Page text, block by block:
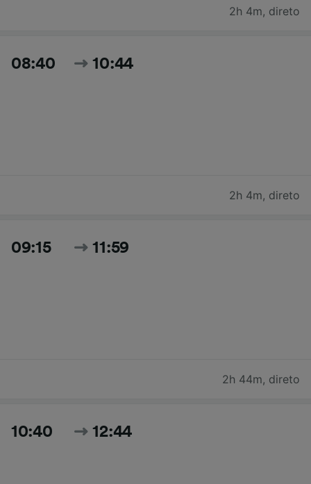
2h 4m, direto
08:40 10:44
2h 4m, direto
09:15 11:59
2h 44m, direto
10:40 12:44